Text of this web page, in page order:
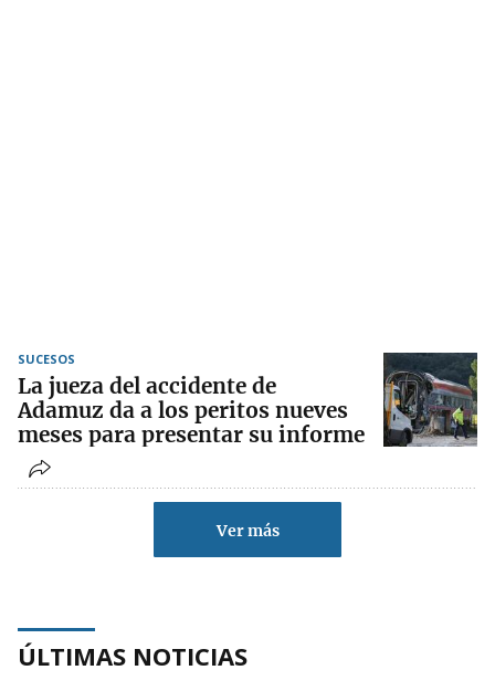
SUCESOS
La jueza del accidente de
Adamuz da a los peritos nueves
meses para presentar su informe
Ver más
ÚLTIMAS NOTICIAS